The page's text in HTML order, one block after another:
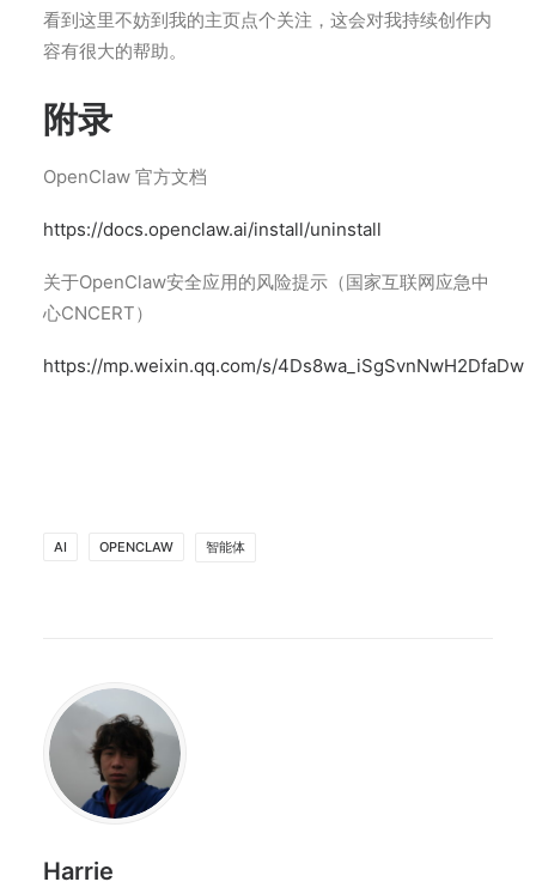
看到这里不妨到我的主页点个关注，这会对我持续创作内
容有很大的帮助。
附录
OpenClaw 官方文档
https://docs.openclaw.ai/install/uninstall
关于OpenClaw安全应用的风险提示（国家互联网应急中
心CNCERT）
https://mp.weixin.qq.com/s/4Ds8wa_iSgSvnNwH2DfaDw
AI OPENCLAW 智能体
Harrie